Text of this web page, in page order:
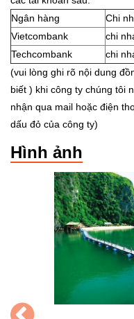
Ngân hàng
Chi
Vietcombank
chi
Techcombank
chi
(vui lòng ghi rõ nội dung
biết ) khi công ty chúng tôi
nhận qua mail hoặc điện
dấu đỏ của công ty)
Hình ảnh